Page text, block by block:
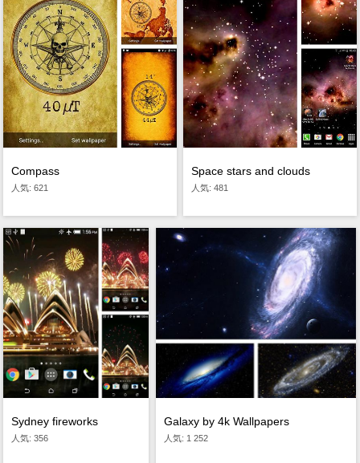
Compass
人気: 621
Space stars and clouds
人気: 481
Sydney fireworks
人気: 356
Galaxy by 4k Wallpapers
人気: 1 252